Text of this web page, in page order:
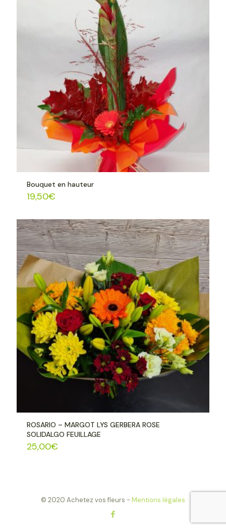
Bouquet en hauteur
19,50€
ROSARIO – MARGOT LYS GERBERA ROSE
SOLIDALGO FEUILLAGE
25,00€
© 2020 Achetez vos fleurs - Mentions légales